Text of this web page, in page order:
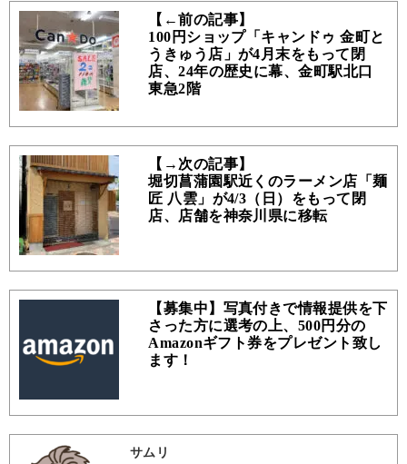
【←前の記事】
100円ショップ「キャンドゥ 金町と
うきゅう店」が4月末をもって閉
店、24年の歴史に幕、金町駅北口
東急2階
【→次の記事】
堀切菖蒲園駅近くのラーメン店「麺
匠 八雲」が4/3（日）をもって閉
店、店舗を神奈川県に移転
【募集中】写真付きで情報提供を下
さった方に選考の上、500円分の
Amazonギフト券をプレゼント致し
ます！
サムリ